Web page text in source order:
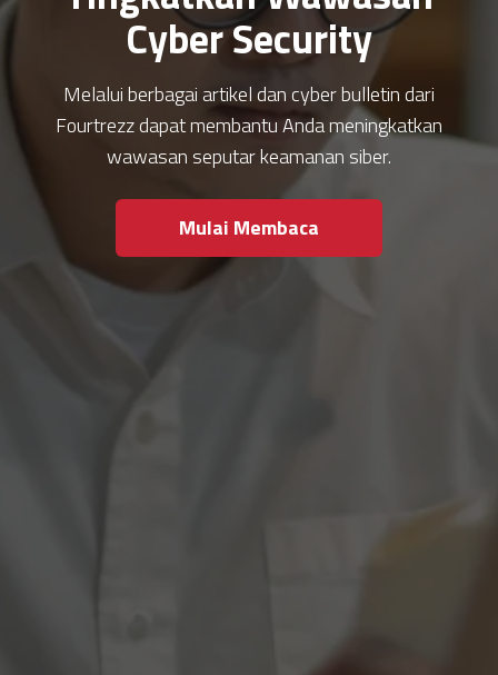
Cyber Security
Melalui berbagai artikel dan cyber bulletin dari
Fourtrezz dapat membantu Anda meningkatkan
wawasan seputar keamanan siber.
Mulai Membaca